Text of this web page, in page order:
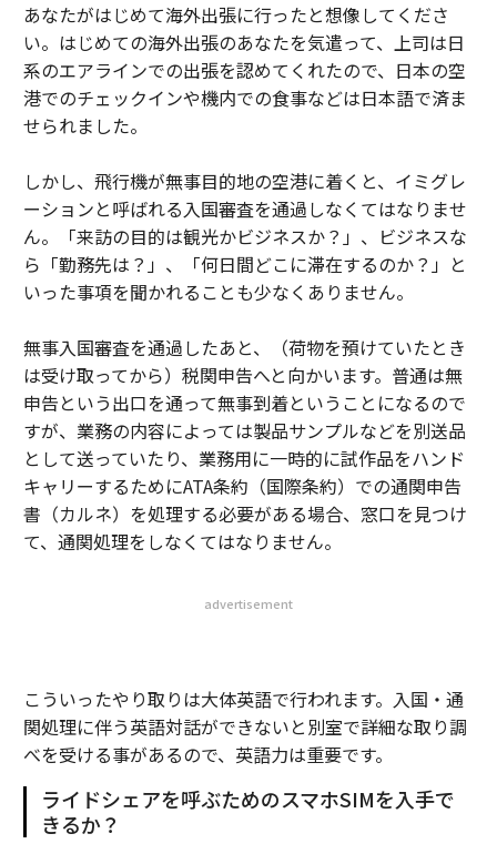
あなたがはじめて海外出張に行ったと想像してくださ
い。はじめての海外出張のあなたを気遣って、上司は日
系のエアラインでの出張を認めてくれたので、日本の空
港でのチェックインや機内での食事などは日本語で済ま
せられました。
しかし、飛行機が無事目的地の空港に着くと、イミグレ
ーションと呼ばれる入国審査を通過しなくてはなりませ
ん。「来訪の目的は観光かビジネスか？」、ビジネスな
ら「勤務先は？」、「何日間どこに滞在するのか？」と
いった事項を聞かれることも少なくありません。
無事入国審査を通過したあと、（荷物を預けていたとき
は受け取ってから）税関申告へと向かいます。普通は無
申告という出口を通って無事到着ということになるので
すが、業務の内容によっては製品サンプルなどを別送品
として送っていたり、業務用に一時的に試作品をハンド
キャリーするためにATA条約（国際条約）での通関申告
書（カルネ）を処理する必要がある場合、窓口を見つけ
て、通関処理をしなくてはなりません。
advertisement
こういったやり取りは大体英語で行われます。入国・通
関処理に伴う英語対話ができないと別室で詳細な取り調
べを受ける事があるので、英語力は重要です。
ライドシェアを呼ぶためのスマホSIMを入手で
きるか？